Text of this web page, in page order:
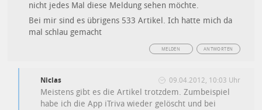
nicht jedes Mal diese Meldung sehen möchte.
Bei mir sind es übrigens 533 Artikel. Ich hatte mich da
mal schlau gemacht
ANTWORTEN
MELDEN
Niclas 09.04.2012, 10:03 Uhr
Meistens gibt es die Artikel trotzdem. Zumbeispiel
habe ich die App iTriva wieder gelöscht und bei